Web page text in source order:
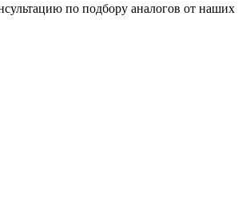
по подбору аналогов от наших